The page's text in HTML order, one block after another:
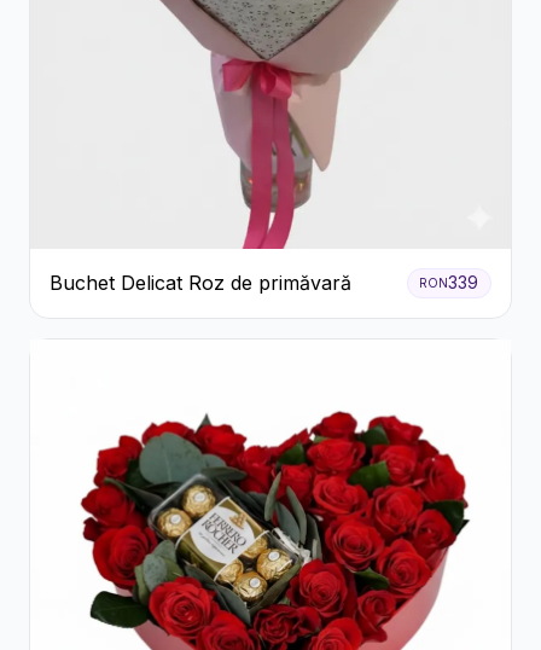
Buchet Delicat Roz de primăvară RON339